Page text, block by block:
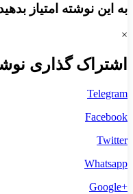
به این نوشته امتیاز
×
اشتراک گذاری
Telegram
Facebook
Twitter
Whatsapp
+Google